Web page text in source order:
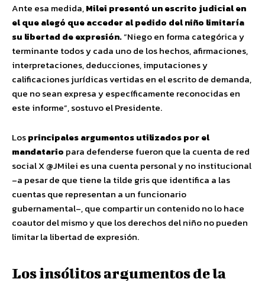
Ante esa medida,Milei presentó un escrito judicial en
el que alegó que acceder al pedido del niño limitaría
su libertad de expresión.“Niego en forma categórica y
terminante todos y cada uno de los hechos, afirmaciones,
interpretaciones, deducciones, imputaciones y
calificaciones jurídicas vertidas en el escrito de demanda,
que no sean expresa y específicamente reconocidas en
este informe”, sostuvo el Presidente.
Losprincipales argumentos utilizados por el
mandatario para defenderse fueron que la cuenta de red
social X @JMilei es una cuenta personal y no institucional
–a pesar de que tiene la tilde gris que identifica a las
cuentas que representan a un funcionario
gubernamental–, que compartir un contenido no lo hace
coautor del mismo y que los derechos del niño no pueden
limitar la libertad de expresión.
Los insólitos argumentos de la